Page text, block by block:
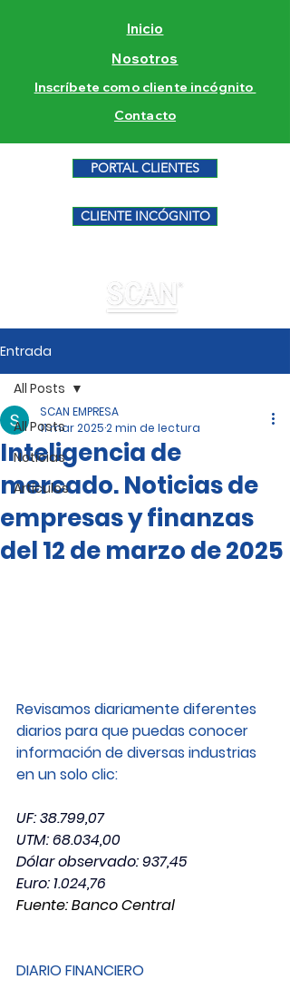
Inicio
Nosotros
Inscríbete como cliente incógnito
Contacto
PORTAL CLIENTES
CLIENTE INCÓGNITO
Entrada
All Posts
Noticias
Artículos
All Posts
Inteligencia de
mercado. Noticias de
empresas y finanzas
del 12 de marzo de 2025
SCAN EMPRESA
11 mar 20252 min de lectura
Revisamos diariamente diferentes
diarios para que puedas conocer
información de diversas industrias
en un solo clic:
UF: 38.799,07
UTM: 68.034,00
Dólar observado: 937,45
Euro: 1.024,76
Fuente: Banco Central
DIARIO FINANCIERO